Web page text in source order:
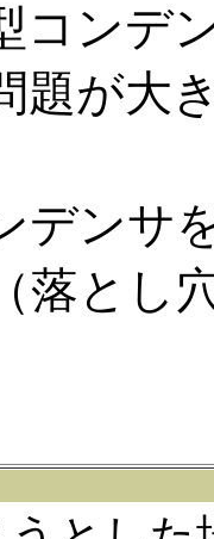
コンデ
題が大
デンサ
落とし